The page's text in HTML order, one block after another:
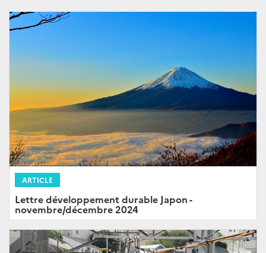
ARTICLE
Lettre développement durable Japon -
novembre/décembre 2024